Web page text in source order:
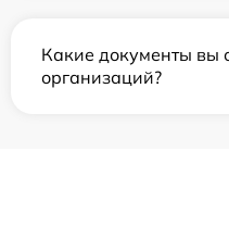
Какие документы вы
организаций?